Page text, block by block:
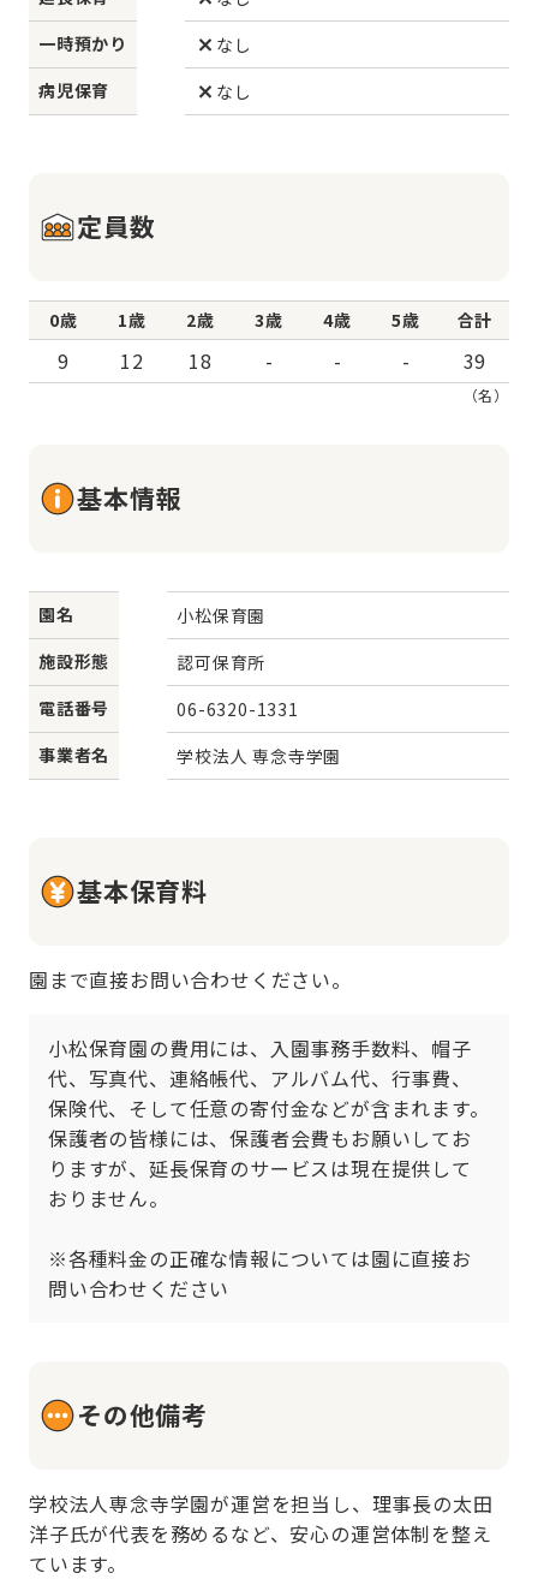
一時預かり
なし
病児保育
なし
定員数
0歳 1歳 2歳 3歳 4歳 5歳 合計
9 12 18 - - - 39
（名）
基本情報
園名
小松保育園
施設形態
認可保育所
電話番号
06-6320-1331
事業者名
学校法人 専念寺学園
基本保育料
園まで直接お問い合わせください。
小松保育園の費用には、入園事務手数料、帽子
代、写真代、連絡帳代、アルバム代、行事費、
保険代、そして任意の寄付金などが含まれます。
保護者の皆様には、保護者会費もお願いしてお
りますが、延長保育のサービスは現在提供して
おりません。
※各種料金の正確な情報については園に直接お
問い合わせください
その他備考
学校法人専念寺学園が運営を担当し、理事長の太田
洋子氏が代表を務めるなど、安心の運営体制を整え
ています。